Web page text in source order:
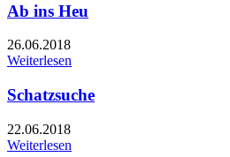
Ab ins Heu
26.06.2018
Weiterlesen
Schatzsuche
22.06.2018
Weiterlesen